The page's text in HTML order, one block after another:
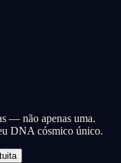
— não apenas uma.
DNA cósmico único.